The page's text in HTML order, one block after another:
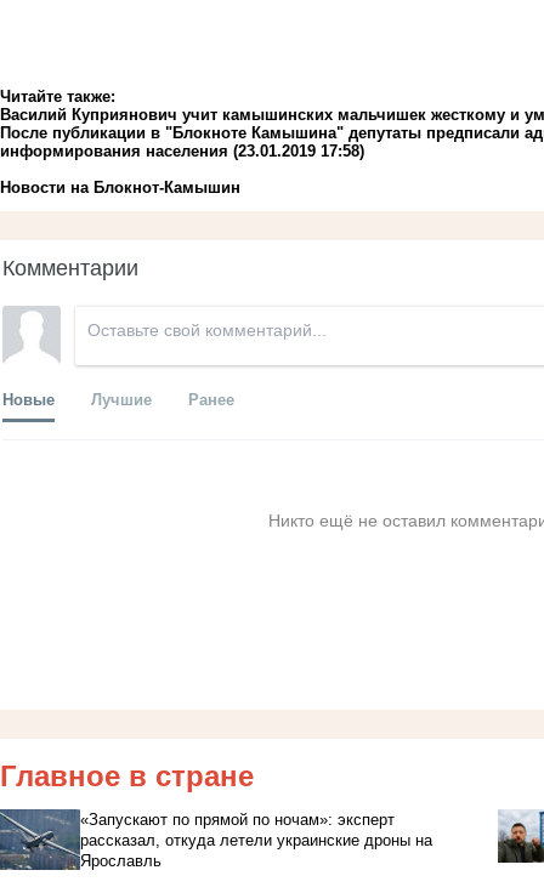
Читайте также:
Василий Куприянович учит камышинских мальчишек жесткому и
После публикации в "Блокноте Камышина" депутаты предписали
информирования населения (23.01.2019 17:58)
Новости на Блoкнoт-Камышин
Комментарии
Новые Лучшие Ранее
Никто ещё не оставил
Главное в стране
«Запускают по прямой по ночам»: эксперт
рассказал, откуда летели украинские дроны на
Ярославль